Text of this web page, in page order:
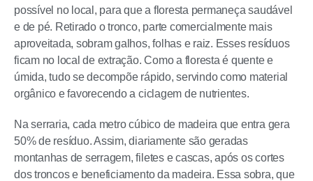
possível no local, para que a floresta permaneça saudável
e de pé. Retirado o tronco, parte comercialmente mais
aproveitada, sobram galhos, folhas e raiz. Esses resíduos
ficam no local de extração. Como a floresta é quente e
úmida, tudo se decompõe rápido, servindo como material
orgânico e favorecendo a ciclagem de nutrientes.
Na serraria, cada metro cúbico de madeira que entra gera
50% de resíduo. Assim, diariamente são geradas
montanhas de serragem, filetes e cascas, após os cortes
dos troncos e beneficiamento da madeira. Essa sobra, que